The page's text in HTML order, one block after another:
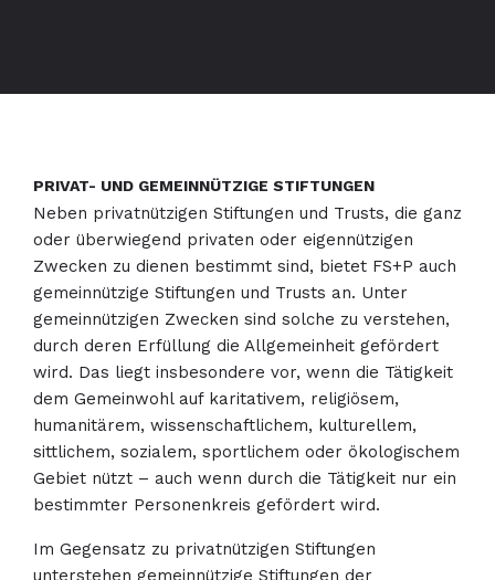
PRIVAT- UND GEMEINNÜTZIGE STIFTUNGEN
Neben privatnützigen Stiftungen und Trusts, die ganz
oder überwiegend privaten oder eigennützigen
Zwecken zu dienen bestimmt sind, bietet FS+P auch
gemeinnützige Stiftungen und Trusts an. Unter
gemeinnützigen Zwecken sind solche zu verstehen,
durch deren Erfüllung die Allgemeinheit gefördert
wird. Das liegt insbesondere vor, wenn die Tätigkeit
dem Gemeinwohl auf karitativem, religiösem,
humanitärem, wissenschaftlichem, kulturellem,
sittlichem, sozialem, sportlichem oder ökologischem
Gebiet nützt – auch wenn durch die Tätigkeit nur ein
bestimmter Personenkreis gefördert wird.
Im Gegensatz zu privatnützigen Stiftungen
unterstehen gemeinnützige Stiftungen der